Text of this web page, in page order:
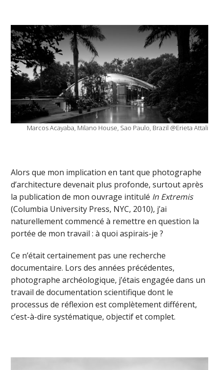
Marcos Acayaba, Milano House, Sao Paulo, Brazil @Erieta Attali
Alors que mon implication en tant que photographe
d’architecture devenait plus profonde, surtout après
la publication de mon ouvrage intitulé In Extremis
(Columbia University Press, NYC, 2010), j’ai
naturellement commencé à remettre en question la
portée de mon travail : à quoi aspirais-je ?
Ce n’était certainement pas une recherche
documentaire. Lors des années précédentes,
photographe archéologique, j’étais engagée dans un
travail de documentation scientifique dont le
processus de réflexion est complètement différent,
c’est-à-dire systématique, objectif et complet.